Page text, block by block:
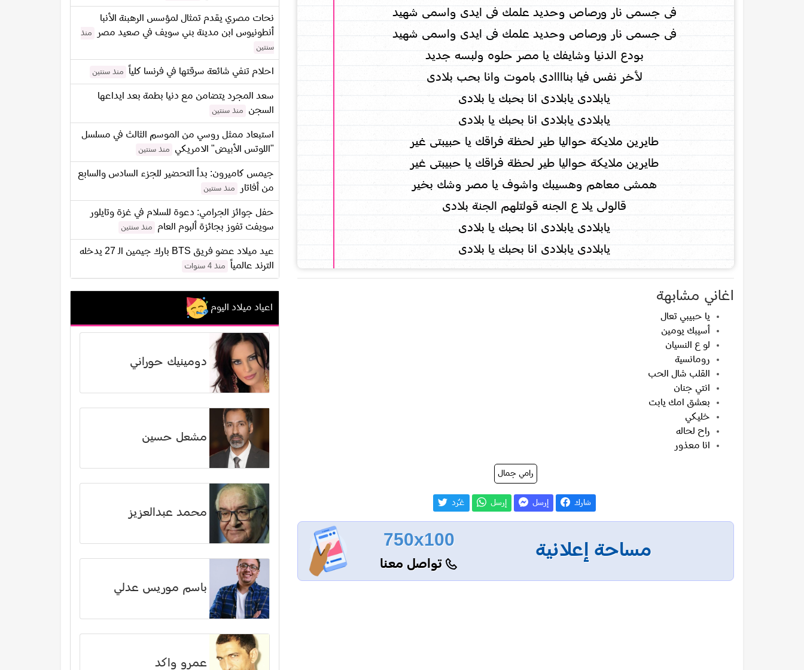
فى جسمى نار ورصاص وحديد علمك فى ايدى واسمى شهيد
فى جسمى نار ورصاص وحديد علمك فى ايدى واسمى شهيد
بودع الدنيا وشايفك يا مصر حلوه ولبسه جديد
لأخر نفس فيا بناااادى باموت وانا بحب بلادى
يابلادى يابلادى انا بحبك يا بلادى
يابلادى يابلادى انا بحبك يا بلادى
طايرين ملايكة حواليا طير لحظة فراقك يا حبيبتى غير
طايرين ملايكة حواليا طير لحظة فراقك يا حبيبتى غير
همشى معاهم وهسيبك واشوف يا مصر وشك بخير
قالولى يلا ع الجنه قولتلهم الجنة بلادى
يابلادى يابلادى انا بحبك يا بلادى
يابلادى يابلادى انا بحبك يا بلادى
اغاني مشابهة
يا حبيبي تعال
أسيبك يومين
لو ع النسيان
رومانسية
القلب شال الحب
انتي جنان
بعشق امك يابت
خليكي
راح لحاله
انا معذور
رامي جمال
شارك إرسل إرسل غـّرد
مساحة إعلانية
750x100
تواصل معنا
نحات مصري يقدم تمثال لمؤسس الرهبنة الأنبا
أنطونيوس ابن مدينة بني سويف في صعيد مصر
منذ
سنتين
احلام تنفي شائعة سرقتها في فرنسا كلياً منذ سنتين
سعد المجرد يتضامن مع دنيا بطمة بعد ايداعها
السجن
منذ سنتين
استبعاد ممثل روسي من الموسم الثالث في مسلسل
"اللوتس الأبيض" الامريكي
منذ سنتين
جيمس كاميرون: بدأ التحضير للجزء السادس والسابع
من أفاتار
منذ سنتين
حفل جوائز الجرامي: دعوة للسلام في غزة وتايلور
سويفت تفوز بجائزة ألبوم العام
منذ سنتين
عيد ميلاد عضو فريق BTS بارك جيمين الـ 27 يدخله
الترند عالمياً
منذ 4 سنوات
اعياد ميلاد اليوم
دومينيك حوراني
مشعل حسين
محمد عبدالعزيز
باسم موريس عدلي
عمرو واكد